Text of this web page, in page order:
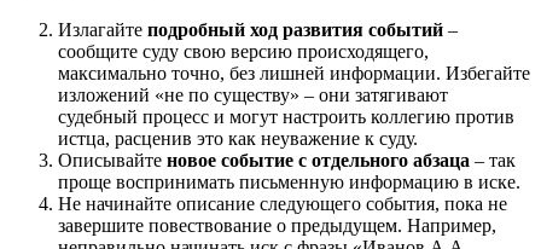
Излагайте подробный ход развития событий –
сообщите суду свою версию происходящего,
максимально точно, без лишней информации. Избегайте
изложений «не по существу» – они затягивают
судебный процесс и могут настроить коллегию против
истца, расценив это как неуважение к суду.
Описывайте новое событие с отдельного абзаца – так
проще воспринимать письменную информацию в иске.
Не начинайте описание следующего события, пока не
завершите повествование о предыдущем. Например,